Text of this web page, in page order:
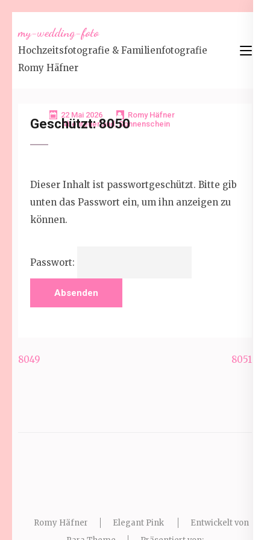
Inhalt
springen
(Enter
my-wedding-foto
Hochzeitsfotografie & Familienfotografie
Romy Häfner
22 Mai 2026
Romy Häfner
Abenteuerland,Sonnenschein
Geschützt: 8050
Dieser Inhalt ist passwortgeschützt. Bitte gib
unten das Passwort ein, um ihn anzeigen zu
können.
Passwort:
Beitragsnavigation
8049 8051
Romy Häfner Elegant Pink
Entwickelt von